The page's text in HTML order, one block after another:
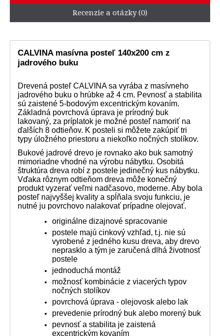
Recenzie a otázky (0)
CALVINA masívna posteľ 140x200 cm z
jadrového buku
Drevená posteľ CALVINA sa vyrába z masívneho
jadrového buku o hrúbke až 4 cm. Pevnosť a stabilita
sú zaistené 5-bodovým excentrickým kovaním.
Základná povrchová úprava je prírodný buk
lakovaný, za príplatok je možné posteľ namoriť na
ďalších 8 odtieňov. K posteli si môžete zakúpiť tri
typy úložného priestoru a niekoľko nočných stolíkov.
Bukové jadrové drevo je rovnako ako buk samotný
mimoriadne vhodné na výrobu nábytku. Osobitá
štruktúra dreva robí z postele jedinečný kus nábytku.
Vďaka rôznym odtieňom dreva môže konečný
produkt vyzerať veľmi nadčasovo, moderne. Aby bola
posteľ najvyššej kvality a spĺňala svoju funkciu, je
nutné ju povrchovo nalakovať prípadne olejovať.
originálne dizajnové spracovanie
postele majú cinkový vzhľad, t.j. nie sú
vyrobené z jedného kusu dreva, aby drevo
neprasklo a tým je zaručená dlhá životnosť
postele
jednoduchá montáž
možnosť kombinácie z viacerých typov
nočných stolíkov
povrchová úprava - olejovosk alebo lak
prevedenie prírodný buk alebo morený buk
pevnosť a stabilita je zaistená
excentrickým kovaním